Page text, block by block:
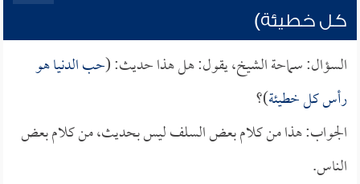
كل خطيئة)
السؤال: سماحة الشيخ، يقول: هل هذا حديث: (حب الدنيا هو
رأس كل خطيئة)؟
الجواب: هذا من كلام بعض السلف ليس بحديث، من كلام بعض
الناس.